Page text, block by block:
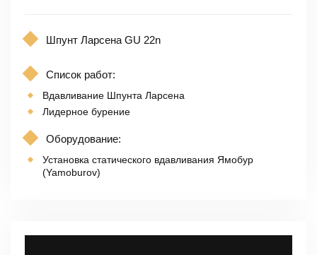
Шпунт Ларсена GU 22n
Список работ:
Вдавливание Шпунта Ларсена
Лидерное бурение
Оборудование:
Установка статического вдавливания Ямобур
(Yamoburov)